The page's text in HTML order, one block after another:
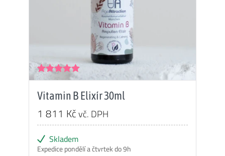
Hodnocení
Vitamin B Elixír 30ml
1 811 Kčvč. DPH
Skladem
Expedice pondělí a čtvrtek do 9h